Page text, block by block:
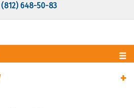
(812) 648-50-83
+